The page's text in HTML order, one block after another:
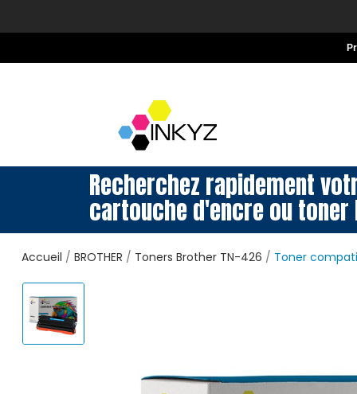
Recherchez rapidement
cartouche d'encre ou toner
Accueil BROTHER Toners Brother TN-426 Toner